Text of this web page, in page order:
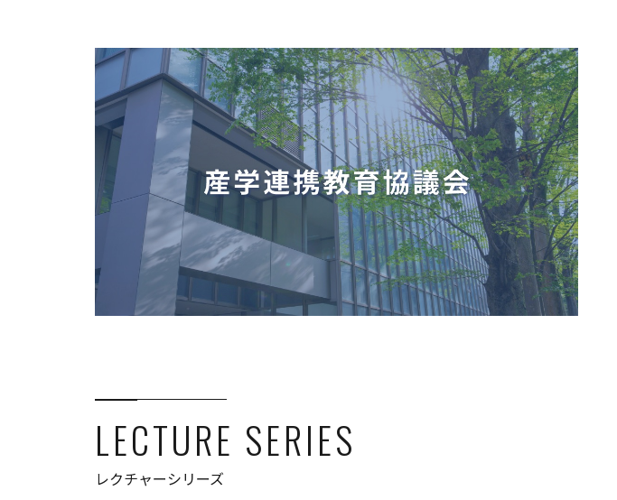
LECTURE SERIES
レクチャーシリーズ